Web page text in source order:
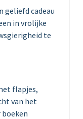
geliefd cadeau
in vrolijke
te
flapjes,
van het